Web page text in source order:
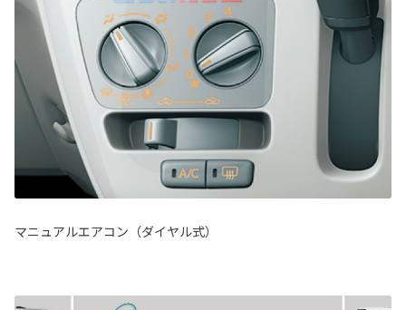
マニュアルエアコン（ダイヤル式）